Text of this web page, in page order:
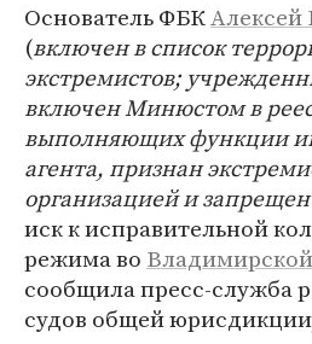
Основатель ФБКАлексей
(включен в список
экстремистов;
включен Минюстом в
выполняющих функции
агента, признан
организацией и
иск к исправительной
режима во
сообщила пресс-служба
судов общей